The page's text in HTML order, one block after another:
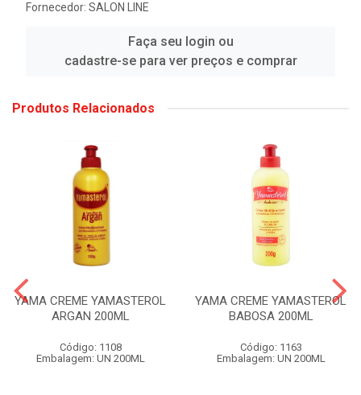
Fornecedor: SALON LINE
Faça seu login ou
cadastre-se para ver preços e comprar
Produtos Relacionados
YAMA CREME YAMASTEROL
ARGAN 200ML
Código: 1108
Embalagem: UN 200ML
YAMA CREME YAMASTEROL
BABOSA 200ML
Código: 1163
Embalagem: UN 200ML